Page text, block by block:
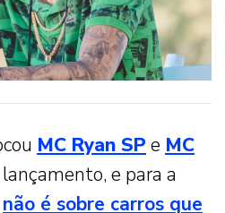
MC Ryan SP e MC
e para a
não é sobre carros que